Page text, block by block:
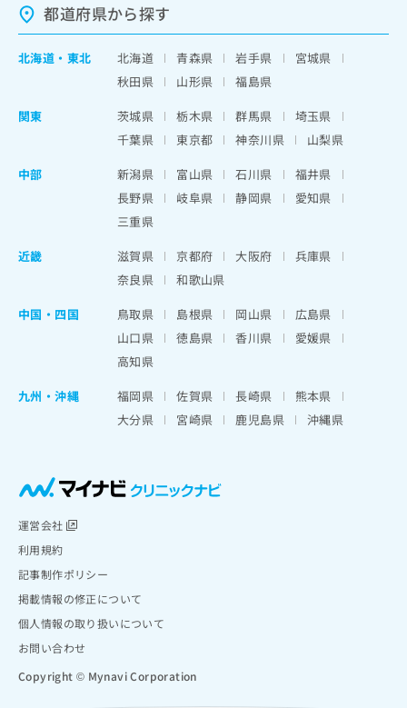
都道府県から探す
北海道 ・ 東北 北海道 青森県 岩手県
宮城県
秋田県
山形県
福島県
関東
茨城県 栃木県 群馬県
埼玉県
千葉県
東京都 神奈川県
山梨県
中部
新潟県 富山県 石川県
福井県
長野県
岐阜県 静岡県
愛知県
三重県
近畿
滋賀県 京都府 大阪府
兵庫県
奈良県
和歌山県
中国・四国
鳥取県 島根県 岡山県
広島県
山口県
徳島県 香川県
愛媛県
高知県
九州・沖縄
福岡県 佐賀県 長崎県
熊本県
大分県
宮崎県 鹿児島県 沖縄県
運営会社
利用規約
記事制作ポリシー
掲載情報の修正について
個人情報の取り扱いについて
お問い合わせ
Copyright © Mynavi Corporation